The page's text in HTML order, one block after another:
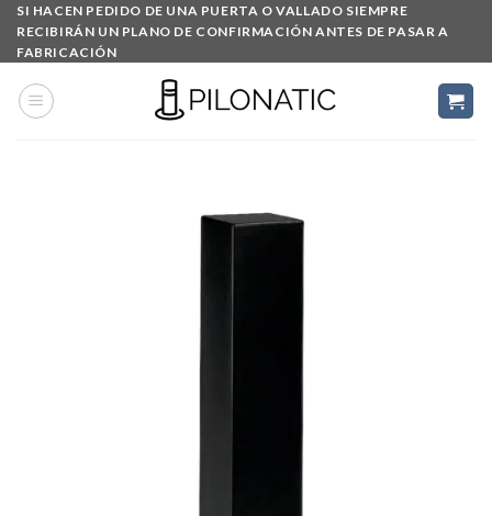
Skip
content
SI HACEN PEDIDO DE UNA PUERTA O VALLADO SIEMPRE
RECIBIRÁN UN PLANO DE CONFIRMACIÓN ANTES DE PASAR A
FABRICACIÓN